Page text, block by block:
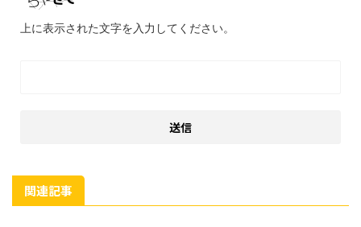
上に表示された文字を入力してください。
関連記事